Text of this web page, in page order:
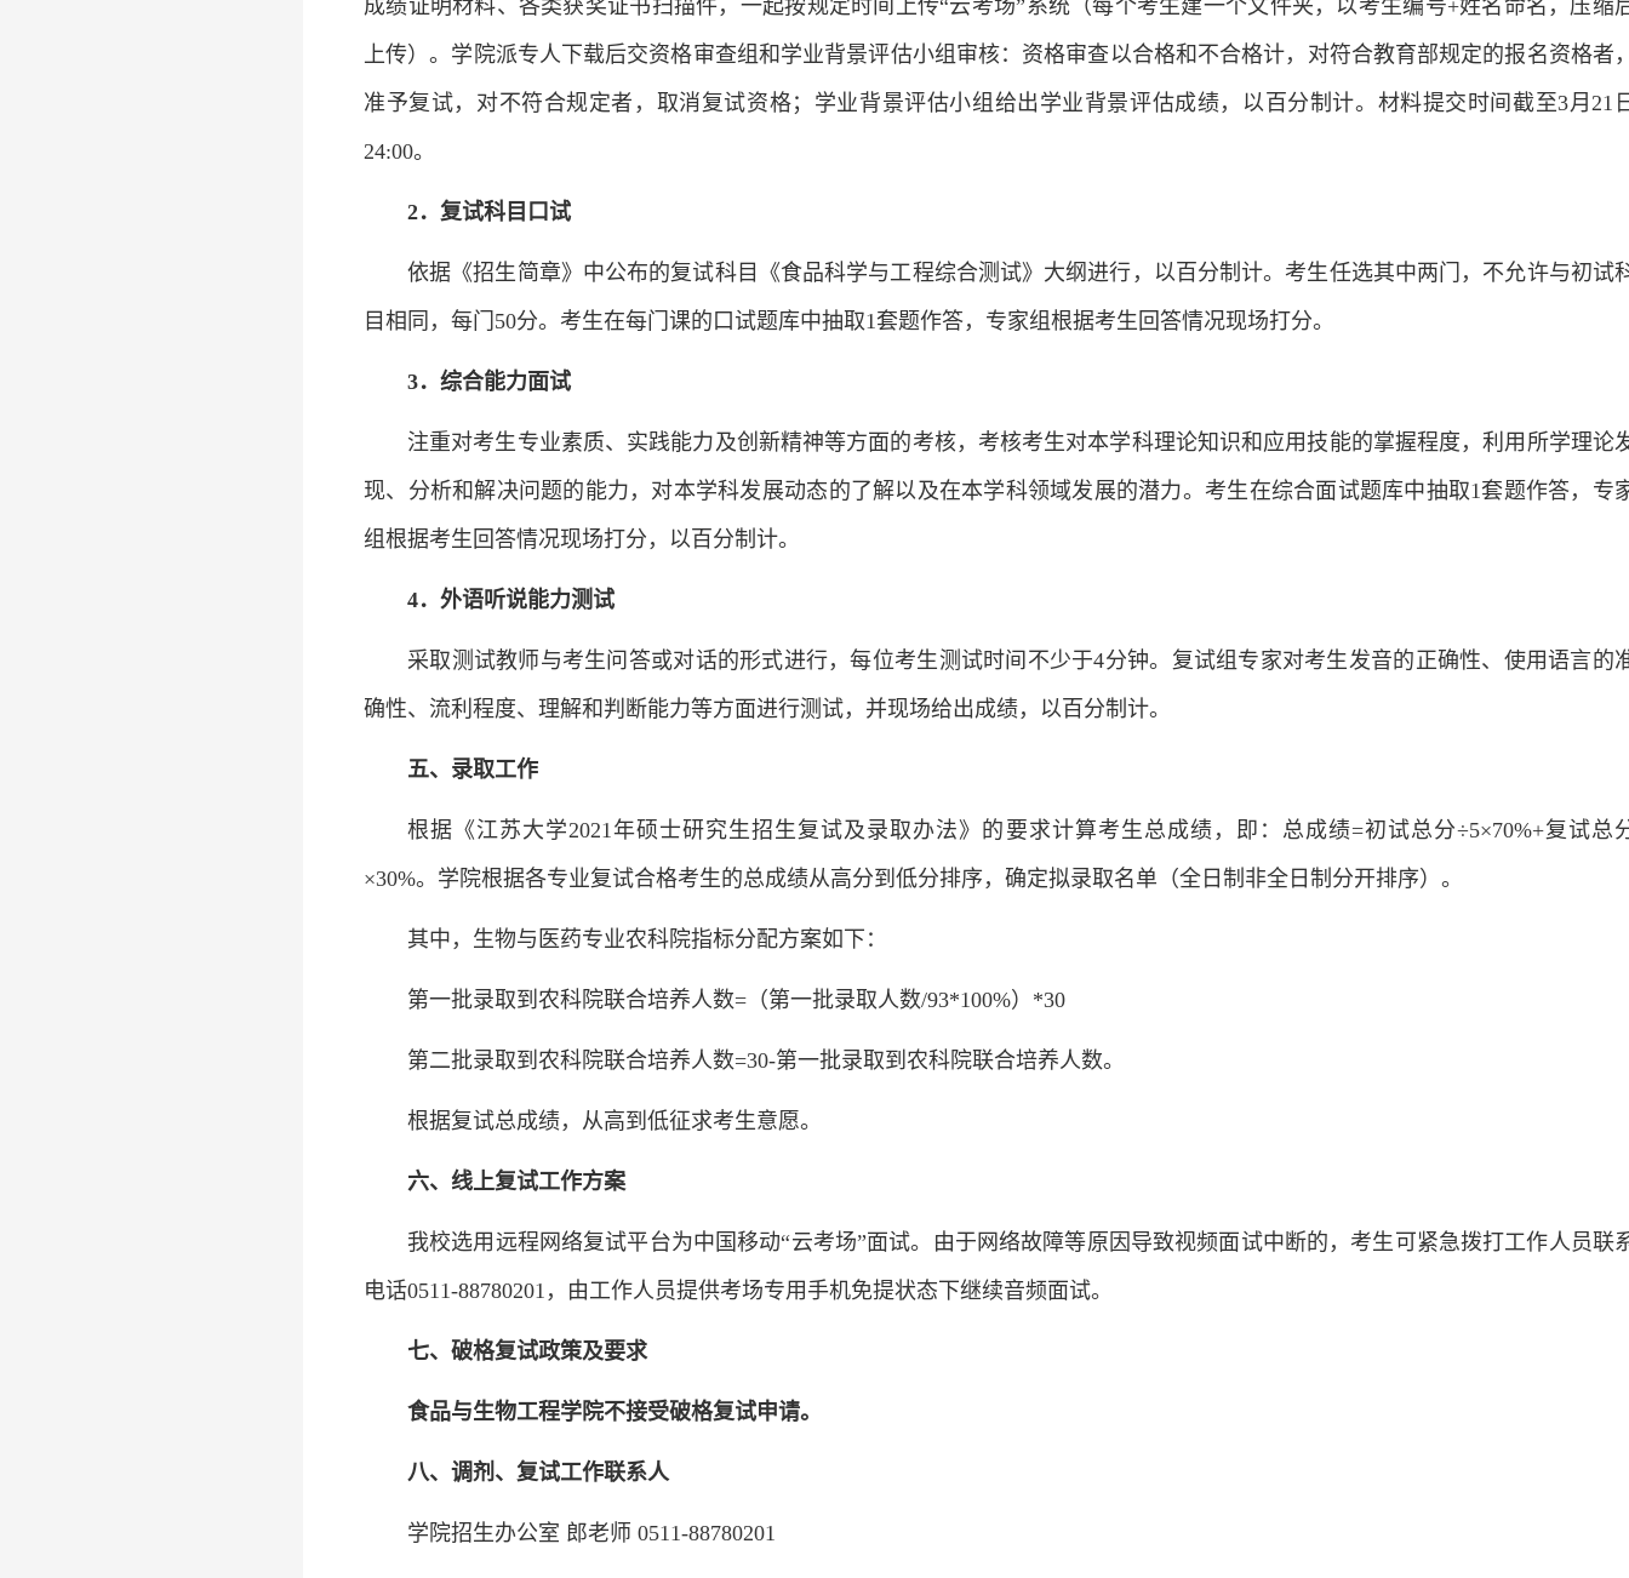
成绩证明材料、各类获奖证书扫描件，一起按规定时间上传“云考场”系统（每个考生建一个文件夹，以考生编号+姓名命名，压缩
上传）。学院派专人下载后交资格审查组和学业背景评估小组审核：资格审查以合格和不合格计，对符合教育部规定的报名资格者
准予复试，对不符合规定者，取消复试资格；学业背景评估小组给出学业背景评估成绩，以百分制计。材料提交时间截至3月21
24:00。
2．复试科目口试
依据《招生简章》中公布的复试科目《食品科学与工程综合测试》大纲进行，以百分制计。考生任选其中两门，不允许与初试
目相同，每门50分。考生在每门课的口试题库中抽取1套题作答，专家组根据考生回答情况现场打分。
3．综合能力面试
注重对考生专业素质、实践能力及创新精神等方面的考核，考核考生对本学科理论知识和应用技能的掌握程度，利用所学理论
现、分析和解决问题的能力，对本学科发展动态的了解以及在本学科领域发展的潜力。考生在综合面试题库中抽取1套题作答，专
组根据考生回答情况现场打分，以百分制计。
4． 外语听说能力测试
采取测试教师与考生问答或对话的形式进行，每位考生测试时间不少于4分钟。复试组专家对考生发音的正确性、使用语言的
确性、流利程度、理解和判断能力等方面进行测试，并现场给出成绩，以百分制计。
五、录取工作
根据《江苏大学2021年硕士研究生招生复试及录取办法》的要求计算考生总成绩，即：总成绩=初试总分÷5×70%+复试总
×30%。学院根据各专业复试合格考生的总成绩从高分到低分排序，确定拟录取名单（全日制非全日制分开排序）。
其中，生物与医药专业农科院指标分配方案如下：
第一批录取到农科院联合培养人数=（第一批录取人数/93*100%）*30
第二批录取到农科院联合培养人数=30-第一批录取到农科院联合培养人数。
根据复试总成绩，从高到低征求考生意愿。
六、线上复试工作方案
我校选用远程网络复试平台为中国移动“云考场”面试。由于网络故障等原因导致视频面试中断的，考生可紧急拨打工作人员联
电话0511-88780201，由工作人员提供考场专用手机免提状态下继续音频面试。
七、破格复试政策及要求
食品与生物工程学院不接受破格复试申请。
八、调剂、复试工作联系人
学院招生办公室 郎老师 0511-88780201